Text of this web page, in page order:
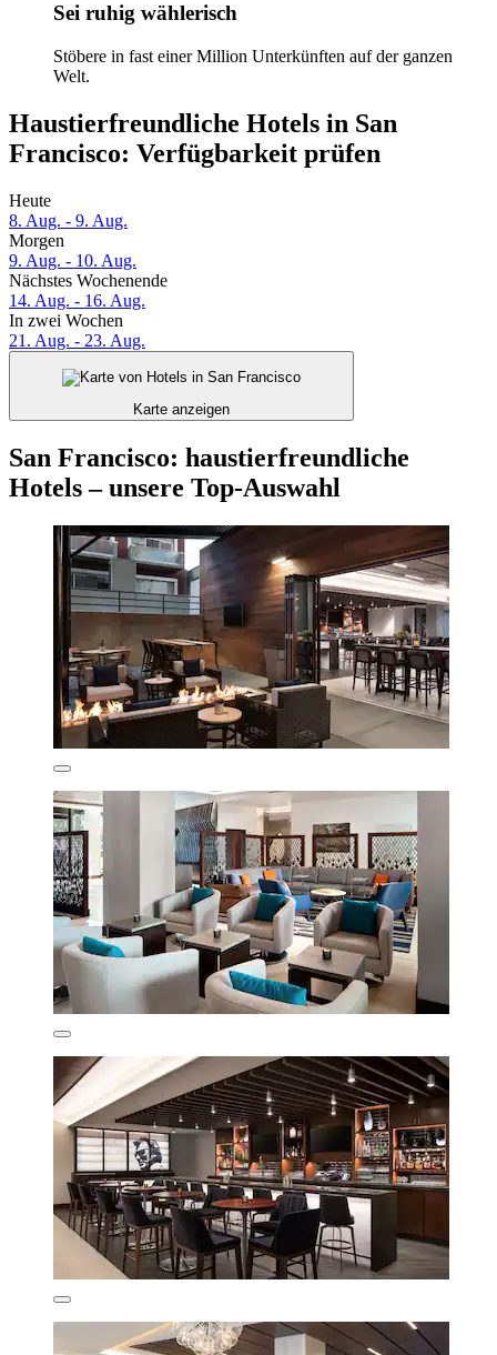
Sei ruhig wählerisch
Stöbere in fast einer Million Unterkünften auf der ganzen
Welt.
Haustierfreundliche Hotels in San
Francisco: Verfügbarkeit prüfen
Heute
8. Aug. - 9. Aug.
Morgen
9. Aug. - 10. Aug.
Nächstes Wochenende
14. Aug. - 16. Aug.
In zwei Wochen
21. Aug. - 23. Aug.
Karte anzeigen
San Francisco: haustierfreundliche
Hotels – unsere Top-Auswahl